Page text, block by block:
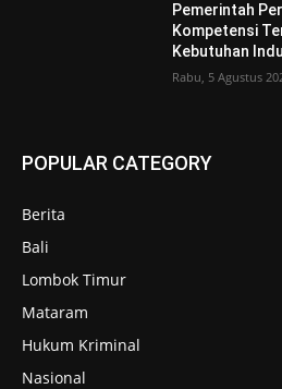
Pemerintah
Kompetensi
Kebutuhan
Rabu, 5 Agustus
POPULAR CATEGORY
Berita
Bali
Lombok Timur
Mataram
Hukum Kriminal
Nasional